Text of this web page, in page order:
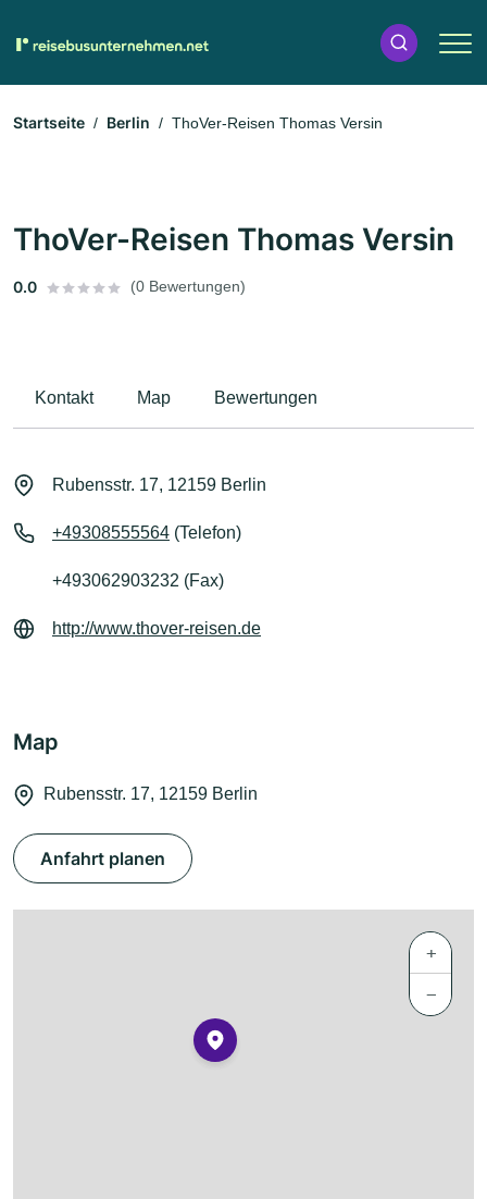
Startseite Berlin ThoVer-Reisen Thomas Versin
ThoVer-Reisen Thomas Versin
0.0 (0 Bewertungen)
Kontakt Map Bewertungen
Rubensstr. 17, 12159 Berlin
+49308555564 (Telefon)
+493062903232 (Fax)
http://www.thover-reisen.de
Map
Rubensstr. 17, 12159 Berlin
Anfahrt planen
+
−